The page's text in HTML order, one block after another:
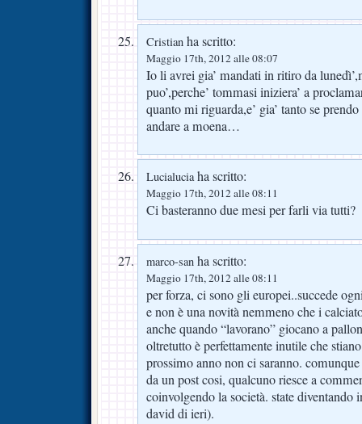
Cristian ha scritto:
Maggio 17th, 2012 alle 08:07
Io li avrei gia’ mandati in ritiro da
puo’,perche’ tommasi iniziera’ a
quanto mi riguarda,e’ gia’ tanto se
andare a moena…
Lucialuciaha scritto:
Maggio 17th, 2012 alle 08:11
Ci basteranno due mesi per farli via tutti?
marco-san ha scritto:
Maggio 17th, 2012 alle 08:11
per forza, ci sono gli europei..succede
e non è una novità nemmeno che i
anche quando “lavorano” giocano a
oltretutto è perfettamente inutile che
prossimo anno non ci saranno.
da un post cosi, qualcuno riesce a
coinvolgendo la società. state diventando
david di ieri).